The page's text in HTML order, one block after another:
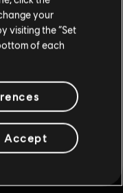
- DLC
$4.99
DLC
$6.99
your
visiting the “Set
of each
Accept